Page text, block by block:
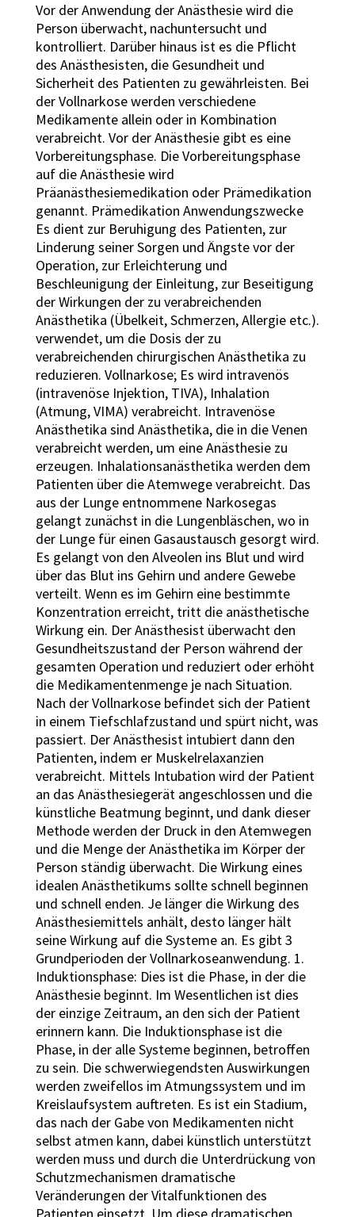
Vor der Anwendung der Anästhesie wird die
Person überwacht, nachuntersucht und
kontrolliert. Darüber hinaus ist es die Pflicht
des Anästhesisten, die Gesundheit und
Sicherheit des Patienten zu gewährleisten. Bei
der Vollnarkose werden verschiedene
Medikamente allein oder in Kombination
verabreicht. Vor der Anästhesie gibt es eine
Vorbereitungsphase. Die Vorbereitungsphase
auf die Anästhesie wird
Präanästhesiemedikation oder Prämedikation
genannt. Prämedikation Anwendungszwecke
Es dient zur Beruhigung des Patienten, zur
Linderung seiner Sorgen und Ängste vor der
Operation, zur Erleichterung und
Beschleunigung der Einleitung, zur Beseitigung
der Wirkungen der zu verabreichenden
Anästhetika (Übelkeit, Schmerzen, Allergie etc.).
verwendet, um die Dosis der zu
verabreichenden chirurgischen Anästhetika zu
reduzieren. Vollnarkose; Es wird intravenös
(intravenöse Injektion, TIVA), Inhalation
(Atmung, VIMA) verabreicht. Intravenöse
Anästhetika sind Anästhetika, die in die Venen
verabreicht werden, um eine Anästhesie zu
erzeugen. Inhalationsanästhetika werden dem
Patienten über die Atemwege verabreicht. Das
aus der Lunge entnommene Narkosegas
gelangt zunächst in die Lungenbläschen, wo in
der Lunge für einen Gasaustausch gesorgt wird.
Es gelangt von den Alveolen ins Blut und wird
über das Blut ins Gehirn und andere Gewebe
verteilt. Wenn es im Gehirn eine bestimmte
Konzentration erreicht, tritt die anästhetische
Wirkung ein. Der Anästhesist überwacht den
Gesundheitszustand der Person während der
gesamten Operation und reduziert oder erhöht
die Medikamentenmenge je nach Situation.
Nach der Vollnarkose befindet sich der Patient
in einem Tiefschlafzustand und spürt nicht, was
passiert. Der Anästhesist intubiert dann den
Patienten, indem er Muskelrelaxanzien
verabreicht. Mittels Intubation wird der Patient
an das Anästhesiegerät angeschlossen und die
künstliche Beatmung beginnt, und dank dieser
Methode werden der Druck in den Atemwegen
und die Menge der Anästhetika im Körper der
Person ständig überwacht. Die Wirkung eines
idealen Anästhetikums sollte schnell beginnen
und schnell enden. Je länger die Wirkung des
Anästhesiemittels anhält, desto länger hält
seine Wirkung auf die Systeme an. Es gibt 3
Grundperioden der Vollnarkoseanwendung. 1.
Induktionsphase: Dies ist die Phase, in der die
Anästhesie beginnt. Im Wesentlichen ist dies
der einzige Zeitraum, an den sich der Patient
erinnern kann. Die Induktionsphase ist die
Phase, in der alle Systeme beginnen, betroffen
zu sein. Die schwerwiegendsten Auswirkungen
werden zweifellos im Atmungssystem und im
Kreislaufsystem auftreten. Es ist ein Stadium,
das nach der Gabe von Medikamenten nicht
selbst atmen kann, dabei künstlich unterstützt
werden muss und durch die Unterdrückung von
Schutzmechanismen dramatische
Veränderungen der Vitalfunktionen des